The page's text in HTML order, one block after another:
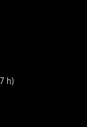
h)